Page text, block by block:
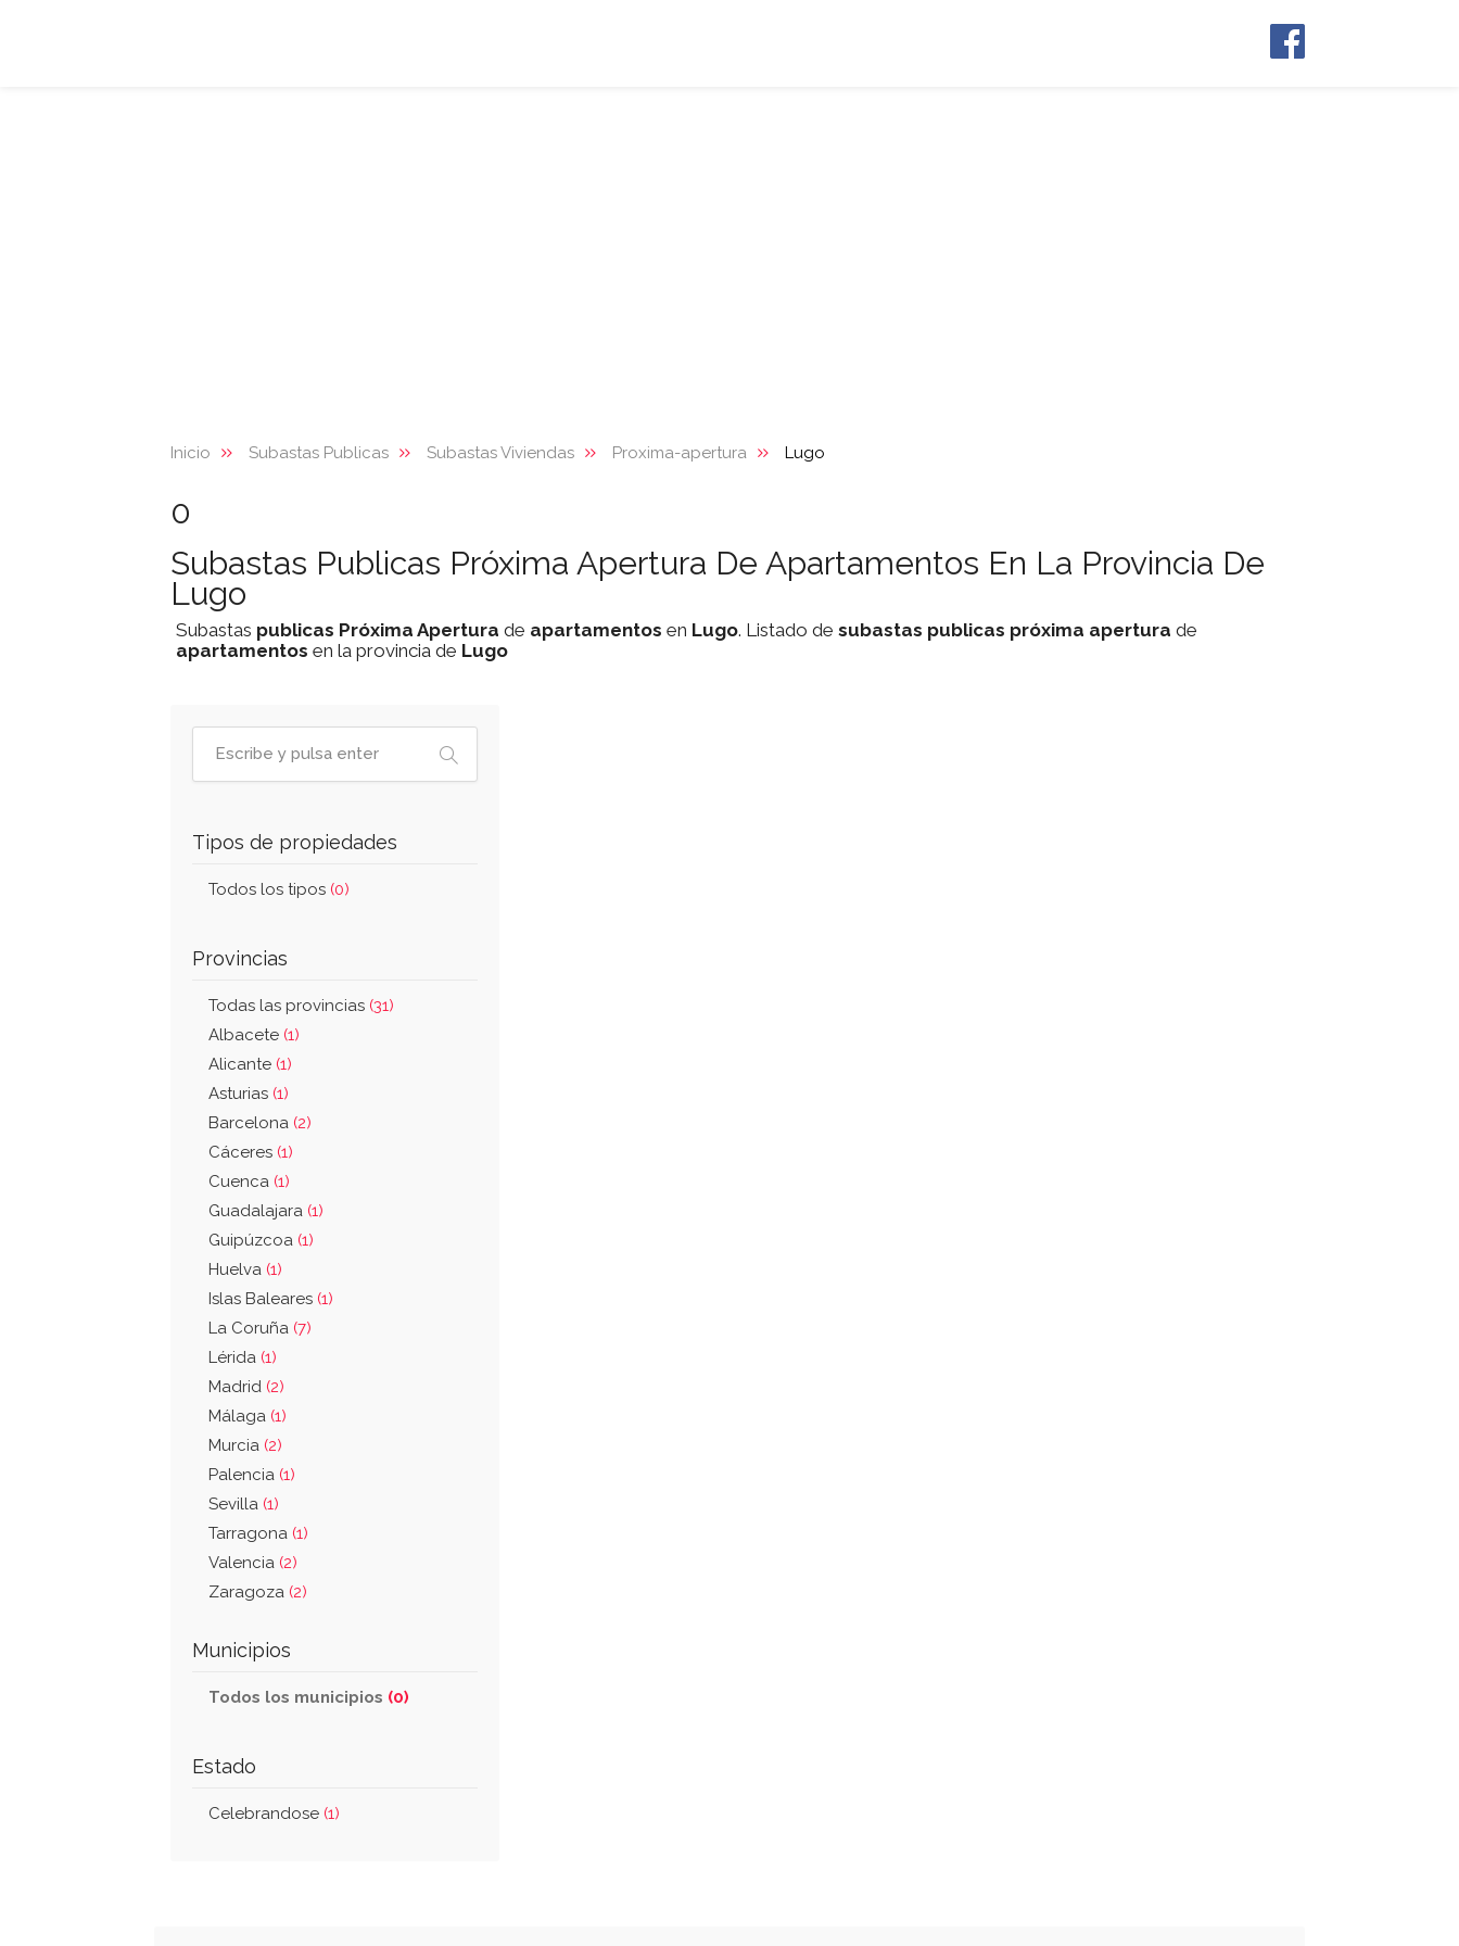
Inicio Subastas Publicas Subastas Viviendas Proxima-apertura Lugo
0
Subastas Publicas Próxima Apertura De Apartamentos En La Provincia De
Lugo
Subastas publicas Próxima Apertura de apartamentos en Lugo. Listado de subastas publicas próxima apertura de
apartamentos en la provincia de Lugo
Tipos de propiedades
Todos los tipos (0)
Provincias
Todas las provincias (31)
Albacete (1)
Alicante (1)
Asturias (1)
Barcelona (2)
Cáceres (1)
Cuenca (1)
Guadalajara (1)
Guipúzcoa (1)
Huelva (1)
Islas Baleares (1)
La Coruña (7)
Lérida (1)
Madrid (2)
Málaga (1)
Murcia (2)
Palencia (1)
Sevilla (1)
Tarragona (1)
Valencia (2)
Zaragoza (2)
Municipios
Todos los municipios (0)
Estado
Celebrandose (1)